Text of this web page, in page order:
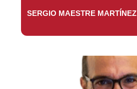
SERGIO MAESTRE MARTÍNEZ